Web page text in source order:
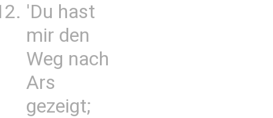
'Du hast
mir den
Weg nach
Ars
gezeigt;